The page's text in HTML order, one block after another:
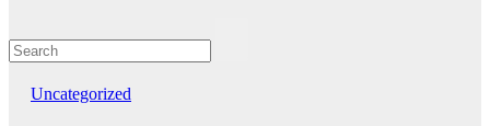
Uncategorized